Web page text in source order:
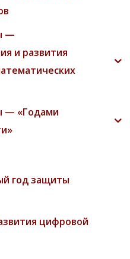
—
и развития
— «Годами
год защиты
цифровой